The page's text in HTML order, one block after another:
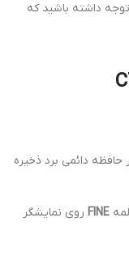
داشته باشید که
حافظه دائمی برد ذخیره
FINE روی نمایشگر